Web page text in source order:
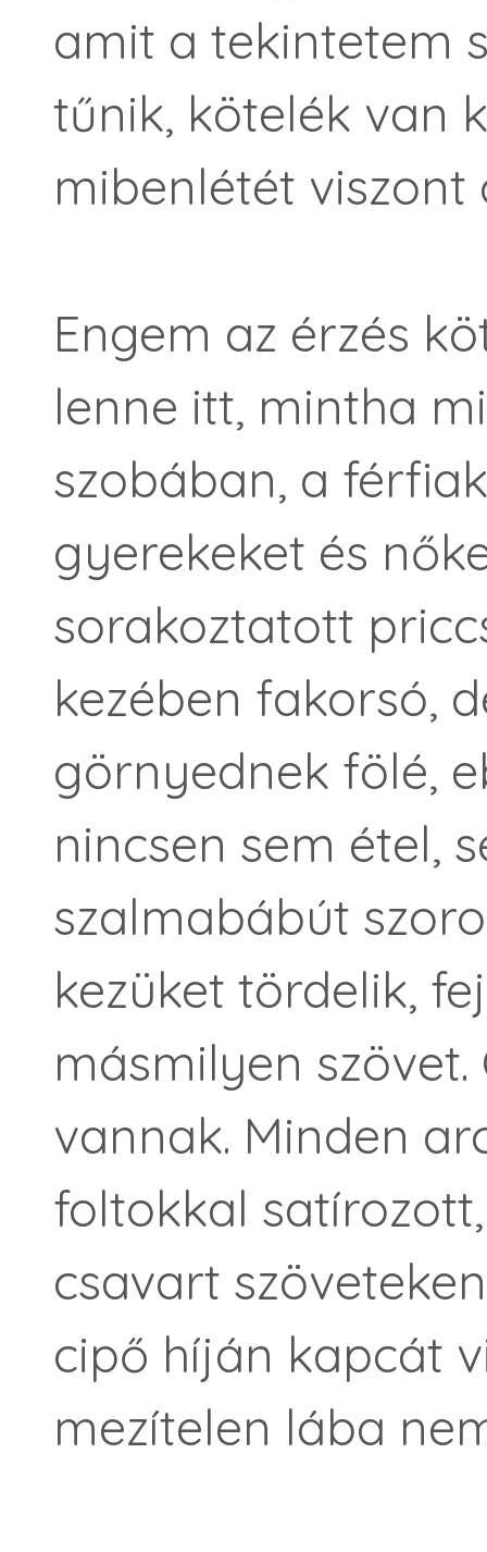
amit a tekintetem
tűnik, kötelék van
mibenlétét viszont
Engem az érzés
lenne itt, mintha
szobában, a
gyerekeket és
sorakoztatott
kezében fakorsó,
görnyednek fölé,
nincsen sem étel,
szalmabábút
kezüket tördelik,
másmilyen szövet.
vannak. Minden
foltokkal
csavart
cipő híján kapcát
mezítelen lába